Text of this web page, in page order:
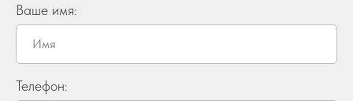
Ваше имя:
Телефон: